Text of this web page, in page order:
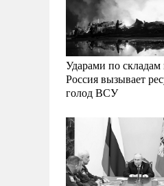
Ударами по
Россия вызывает
голод ВСУ